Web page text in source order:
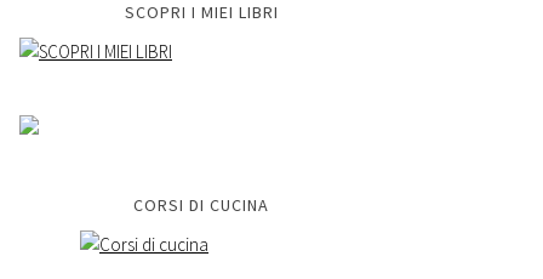
SCOPRI I MIEI LIBRI
CORSI DI CUCINA